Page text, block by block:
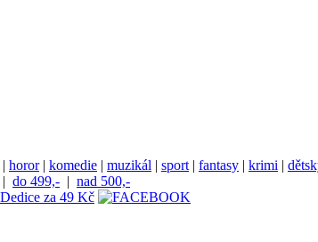
| horor| komedie | muzikál | sport | fantasy | krimi |
| do 499,- | nad 500,-